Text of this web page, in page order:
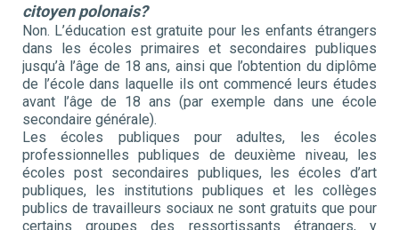
citoyen polonais?
Non. L’éducation est gratuite pour les enfants étrangers
dans les écoles primaires et secondaires publiques
jusqu’à l’âge de 18 ans, ainsi que l’obtention du diplôme
de l’école dans laquelle ils ont commencé leurs études
avant l’âge de 18 ans (par exemple dans une école
secondaire générale).
Les écoles publiques pour adultes, les écoles
professionnelles publiques de deuxième niveau, les
écoles post secondaires publiques, les écoles d’art
publiques, les institutions publiques et les collèges
publics de travailleurs sociaux ne sont gratuits que pour
certains groupes des ressortissants étrangers, y